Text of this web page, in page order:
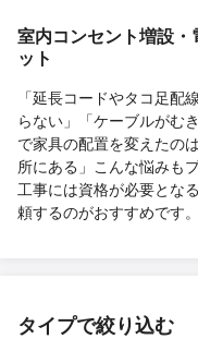
室内コンセント増設
ット
「延長コードやタコ足配
らない」「ケーブルがむ
で家具の配置を変えたの
所にある」こんな悩みも
工事には資格が必要とな
頼するのがおすすめです。
タイプで絞り込む